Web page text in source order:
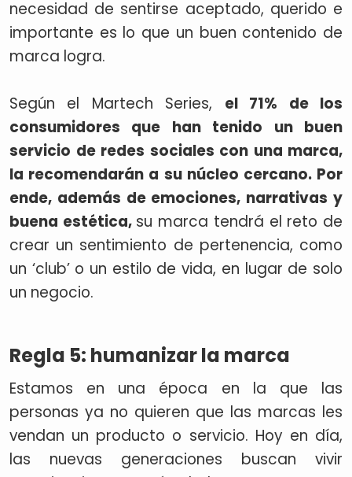
necesidad de sentirse aceptado, querido e
importante es lo que un buen contenido de
marca logra.
Según el Martech Series, el 71% de los
consumidores que han tenido un buen
servicio de redes sociales con una marca,
la recomendarán a su núcleo cercano. Por
ende, además de emociones, narrativas y
buena estética, su marca tendrá el reto de
crear un sentimiento de pertenencia, como
un ‘club’ o un estilo de vida, en lugar de solo
un negocio.
Regla 5: humanizar la marca
Estamos en una época en la que las
personas ya no quieren que las marcas les
vendan un producto o servicio. Hoy en día,
las nuevas generaciones buscan vivir